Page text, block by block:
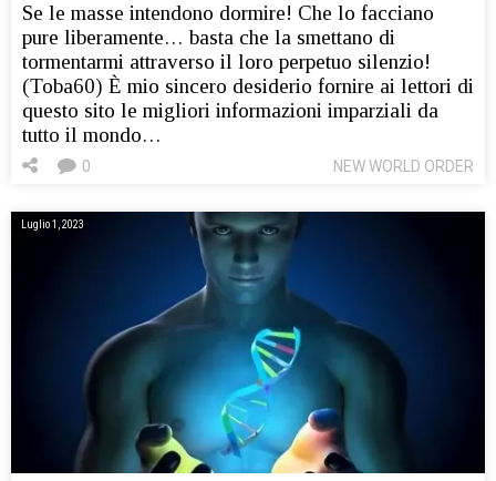
Se le masse intendono dormire! Che lo facciano
pure liberamente… basta che la smettano di
tormentarmi attraverso il loro perpetuo silenzio!
(Toba60) È mio sincero desiderio fornire ai lettori di
questo sito le migliori informazioni imparziali da
tutto il mondo…
NEW WORLD ORDER
0
Luglio 1, 2023